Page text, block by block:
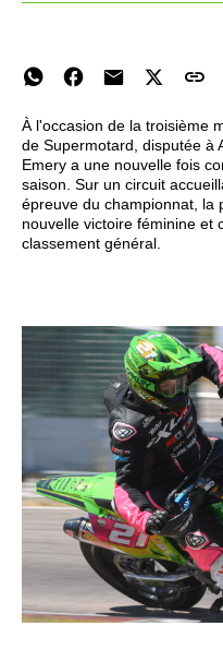
À l'occasion de la troisième
de Supermotard, disputée à
Emery a une nouvelle fois
saison. Sur un circuit
épreuve du championnat, la
nouvelle victoire féminine et
classement général.